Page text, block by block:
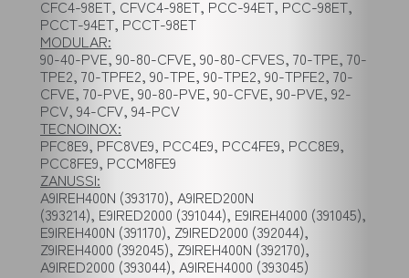
CFC4-98ET, CFVC4-98ET, PCC-94ET, PCC-98ET,
PCCT-94ET, PCCT-98ET
MODULAR:
90-40-PVE, 90-80-CFVE, 90-80-CFVES, 70-TPE, 70-
TPE2, 70-TPFE2, 90-TPE, 90-TPE2, 90-TPFE2, 70-
CFVE, 70-PVE, 90-80-PVE, 90-CFVE, 90-PVE, 92-
PCV, 94-CFV, 94-PCV
TECNOINOX:
PFC8E9, PFC8VE9, PCC4E9, PCC4FE9, PCC8E9,
PCC8FE9, PCCM8FE9
ZANUSSI:
A9IREH400N (393170), A9IRED200N
(393214), E9IRED2000 (391044), E9IREH4000 (391045),
E9IREH400N (391170), Z9IRED2000 (392044),
Z9IREH4000 (392045), Z9IREH400N (392170),
A9IRED2000 (393044), A9IREH4000 (393045)